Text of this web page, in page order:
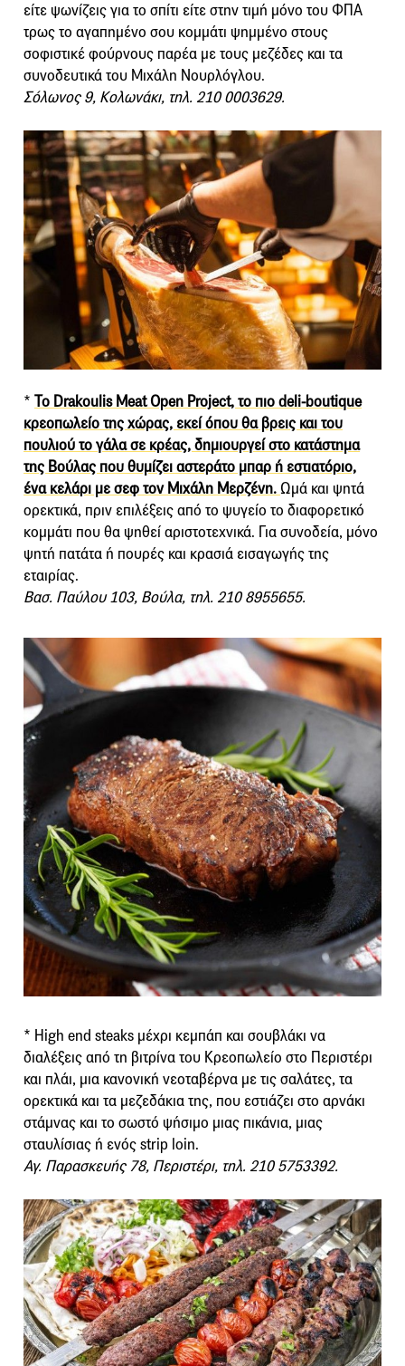
είτε ψωνίζεις για το σπίτι είτε στην τιμή μόνο του ΦΠΑ
τρως το αγαπημένο σου κομμάτι ψημμένο στους
σοφιστικέ φούρνους παρέα με τους μεζέδες και τα
συνοδευτικά του Μιχάλη Νουρλόγλου.
Σόλωνος 9, Κολωνάκι, τηλ. 210 0003629.
* Το Drakoulis Meat Open Project, το πιο deli-boutique
κρεοπωλείο της χώρας, εκεί όπου θα βρεις και του
πουλιού το γάλα σε κρέας, δημιουργεί στο κατάστημα
της Βούλας που θυμίζει αστεράτο μπαρ ή εστιατόριο,
ένα κελάρι με σεφ τον Μιχάλη Μερζένη.Ωμά και ψητά
ορεκτικά, πριν επιλέξεις από το ψυγείο το διαφορετικό
κομμάτι που θα ψηθεί αριστοτεχνικά. Για συνοδεία, μόνο
ψητή πατάτα ή πουρές και κρασιά εισαγωγής της
εταιρίας.
Βασ. Παύλου 103, Βούλα, τηλ. 210 8955655.
* High end steaks μέχρι κεμπάπ και σουβλάκι να
διαλέξεις από τη βιτρίνα του Κρεοπωλείο στο Περιστέρι
και πλάι, μια κανονική νεοταβέρνα με τις σαλάτες, τα
ορεκτικά και τα μεζεδάκια της, που εστιάζει στο αρνάκι
στάμνας και το σωστό ψήσιμο μιας πικάνια, μιας
σταυλίσιας ή ενός strip loin.
Αγ. Παρασκευής 78, Περιστέρι, τηλ. 210 5753392.